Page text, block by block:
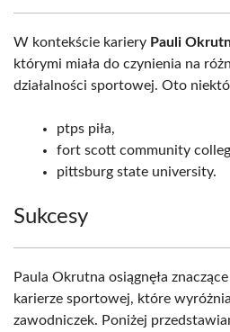
W kontekście kariery Pauli
którymi miała do czynienia na
działalności sportowej. Oto
ptps piła,
fort scott community
pittsburg state university.
Sukcesy
Paula Okrutna osiągnęła
karierze sportowej, które
zawodniczek. Poniżej